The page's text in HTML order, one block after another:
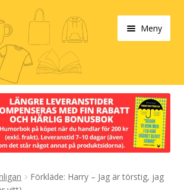
Meny
Förkläde: Harry – Jag är törstig, jag